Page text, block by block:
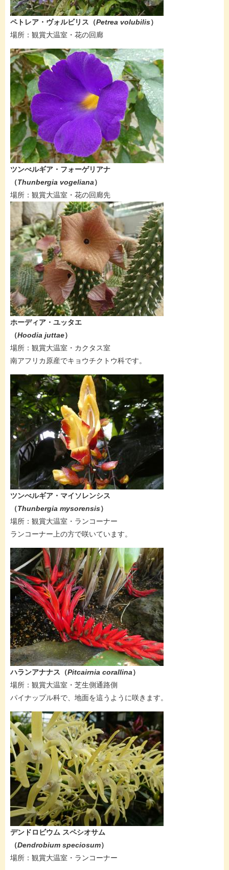
​​​​ペトレア・ヴォルビリス​（Petrea volubilis​）
​場所：観賞大温室・花の回廊
​​​​ツンべルギア・フォーゲリアナ​
（Thunbergia vogeliana​）
​場所：観賞大温室・花の回廊先
​​​​ホーディア・ユッタエ
（Hoodia juttae​）
場所：​観賞大温室・カクタス室
​​南アフリカ原産でキョウチクトウ科です。
​​​​ツンべルギア・マイソレンシス​
（Thunbergia mysorensis​）
​場所：観賞大温室・ランコーナー
ランコーナー上の方で咲いています。
​​​​ハランアナナス（Pitcairnia corallina）
​場所：観賞大温室・芝生側通路側
パイナップル科で、地面を這うように咲きます。
​​​​デンドロビウム スペシオサム​
（Dendrobium speciosum）
​場所：観賞大温室・ランコーナー